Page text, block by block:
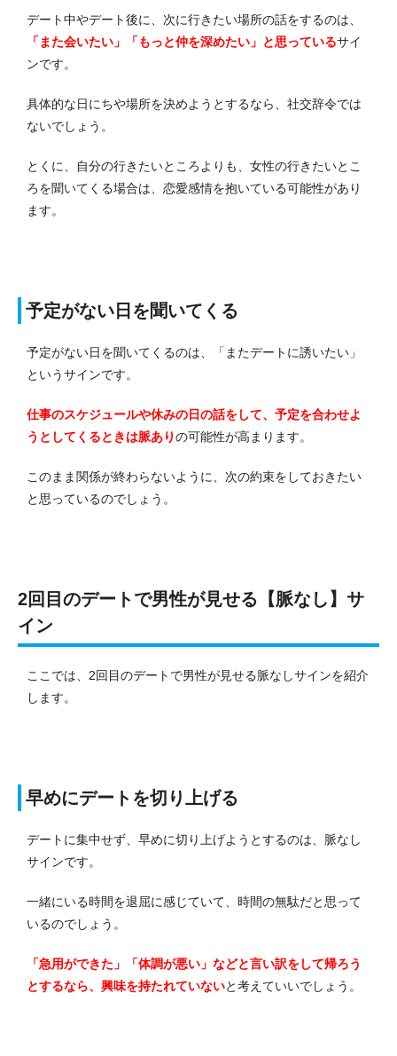
デート中やデート後に、次に行きたい場所の話をするのは、
「また会いたい」「もっと仲を深めたい」と思っているサイ
ンです。
具体的な日にちや場所を決めようとするなら、社交辞令では
ないでしょう。
とくに、自分の行きたいところよりも、女性の行きたいとこ
ろを聞いてくる場合は、恋愛感情を抱いている可能性があり
ます。
予定がない日を聞いてくる
予定がない日を聞いてくるのは、「またデートに誘いたい」
というサインです。
仕事のスケジュールや休みの日の話をして、予定を合わせよ
うとしてくるときは脈ありの可能性が高まります。
このまま関係が終わらないように、次の約束をしておきたい
と思っているのでしょう。
2回目のデートで男性が見せる【脈なし】サ
イン
ここでは、2回目のデートで男性が見せる脈なしサインを紹介
します。
早めにデートを切り上げる
デートに集中せず、早めに切り上げようとするのは、脈なし
サインです。
一緒にいる時間を退屈に感じていて、時間の無駄だと思って
いるのでしょう。
「急用ができた」「体調が悪い」などと言い訳をして帰ろう
とするなら、興味を持たれていないと考えていいでしょう。